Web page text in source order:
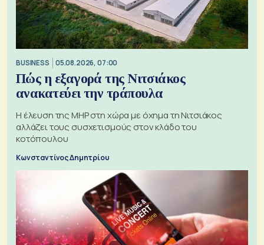
BUSINESS 05.08.2026, 07:00
Πώς η εξαγορά της Νιτσιάκος
ανακατεύει την τράπουλα
H έλευση της MHP στη χώρα με όχημα τη Νιτσιάκος
αλλάζει τους συσχετισμούς στον κλάδο του
κοτόπουλου
Κωνσταντίνος Δημητρίου